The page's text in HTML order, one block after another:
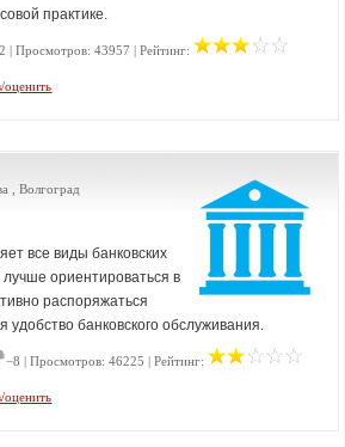
практике.
| Просмотров: 43957 | Рейтинг:
оценить
, Волгоград
все виды банковских
ориентироваться в
распоряжаться
удобство банковского обслуживания.
−8 | Просмотров: 46225 | Рейтинг:
оценить